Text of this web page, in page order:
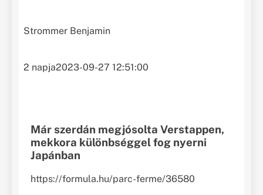
Strommer Benjamin
2 napja2023-09-27 12:51:00
Már szerdán megjósolta Verstappen,
mekkora különbséggel fog nyerni
Japánban
https://formula.hu/parc-ferme/36580